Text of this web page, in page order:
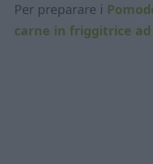
Per preparare i
carne in friggitrice